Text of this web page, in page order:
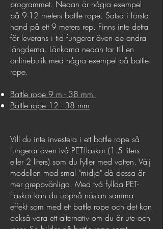
programmet. Nedan är några exempel
på 9-12 meters battle rope. Satsa i första
hand på ett 9 meters rep. Finns inte detta
för leverans i tid fungerar även de andra
längderna. Länkarna nedan tar till en
onlinebutik med några exempel på battle
rope.
Battle rope 9 m - 38 mm
Battle rope 12 - 38 mm
Vill du inte investera i ett battle rope så
fungerar även två PET-flaskor (1.5 liters
eller 2 liters) som du fyller med vatten. Välj
modellen med smal "midja" då dessa är
mer greppvänliga. Med två fyllda PET-
flaskor kan du uppnå nästan samma
effekt som med ett battle rope och det kan
också vara ett alternativ om du är ute och